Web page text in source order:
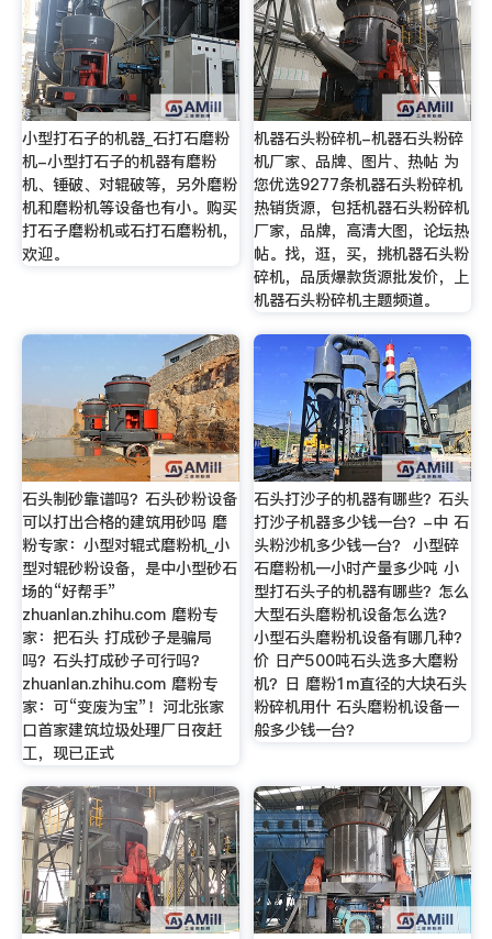
小型打石子的机器_石打石磨粉
机-小型打石子的机器有磨粉
机、锤破、对辊破等，另外磨粉
机和磨粉机等设备也有小。购买
打石子磨粉机或石打石磨粉机，
欢迎。
机器石头粉碎机-机器石头粉碎
机厂家、品牌、图片、热帖 为
您优选9277条机器石头粉碎机
热销货源，包括机器石头粉碎机
厂家，品牌，高清大图，论坛热
帖。找，逛，买，挑机器石头粉
碎机，品质爆款货源批发价，上
机器石头粉碎机主题频道。
石头制砂靠谱吗？石头砂粉设备
可以打出合格的建筑用砂吗 磨
粉专家：小型对辊式磨粉机_小
型对辊砂粉设备，是中小型砂石
场的“好帮手”
zhuanlan.zhihu.com 磨粉专
家：把石头 打成砂子是骗局
吗？石头打成砂子可行吗？
zhuanlan.zhihu.com 磨粉专
家：可“变废为宝”！河北张家
口首家建筑垃圾处理厂日夜赶
工，现已正式
石头打沙子的机器有哪些？石头
打沙子机器多少钱一台？-中 石
头粉沙机多少钱一台？ 小型碎
石磨粉机一小时产量多少吨 小
型打石头子的机器有哪些？怎么
大型石头磨粉机设备怎么选？
小型石头磨粉机设备有哪几种？
价 日产500吨石头选多大磨粉
机？日 磨粉1m直径的大块石头
粉碎机用什 石头磨粉机设备一
般多少钱一台？